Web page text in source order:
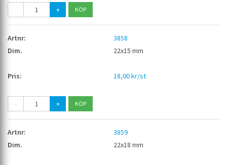
- +
3858
22x15 mm
18,00 kr/st
- +
3859
22x18 mm